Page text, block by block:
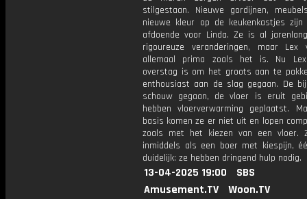
stilgestaan. Nieuwe gordijnen,
nieuwe kleur op de keukenkastjes
afdoende voor Linda. Ze is al
rigoureuze veranderingen, maar Lex
allemaal prima zoals het is. Nu
overstag is om het groots aan te
enthousiast aan de slag gegaan. De
schouw gegaan, de vloer is eruit
hebben vloerverwarming geplaatst.
basis komen ze er niet uit en lopen
zoals met het kiezen van een vloer.
inmiddels als een boer met kiespijn,
duidelijk: ze hebben dringend hulp nodig.
13-04-2025 19:00
SBS
Amusement.TV
Woon.TV